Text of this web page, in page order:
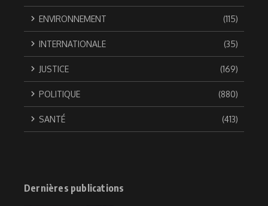
ENVIRONNEMENT (115)
INTERNATIONALE (35)
JUSTICE (169)
POLITIQUE (880)
SANTÉ (413)
Dernières publications